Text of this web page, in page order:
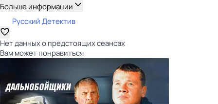
Больше информации
Русский Детектив
Нет данных о предстоящих сеансах
Вам может понравиться